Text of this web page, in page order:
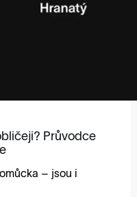
Průvodce
– jsou i